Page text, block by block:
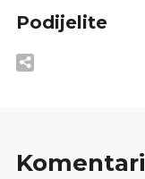
Podijelite
Komentari